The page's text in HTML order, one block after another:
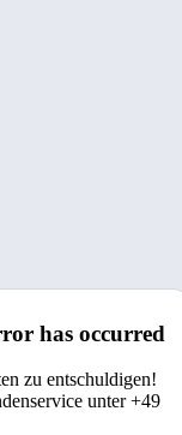
has occurred
zu entschuldigen!
unter +49